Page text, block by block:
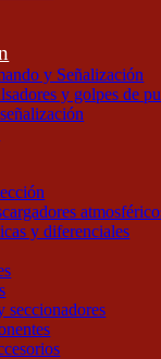
y Señalización
y golpes de
y diferenciales
seccionadores